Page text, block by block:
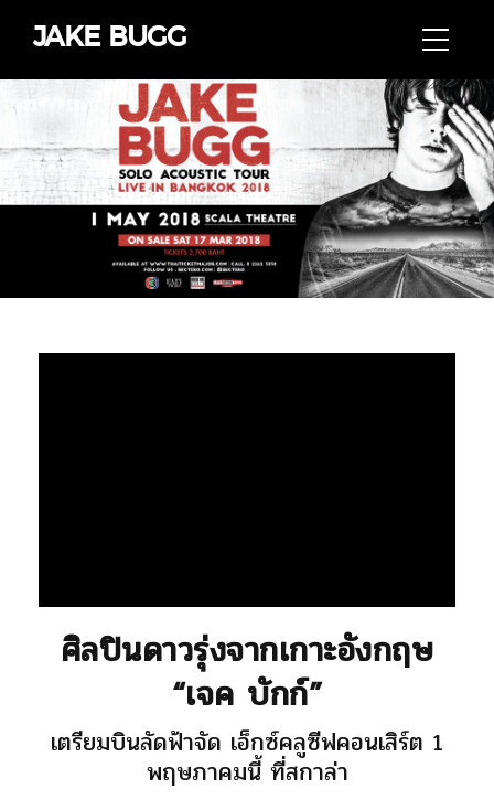
JAKE BUGG
ศิลปินดาวรุ่งจากเกาะอังกฤษ
“เจค บักก์”
เตรียมบินลัดฟ้าจัด เอ็กซ์คลูซีฟคอนเสิร์ต 1
พฤษภาคมนี้ ที่สกาล่า